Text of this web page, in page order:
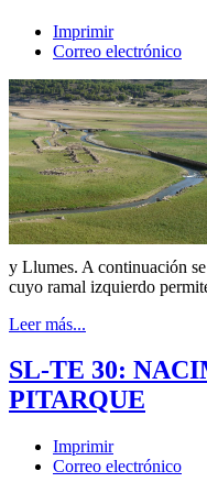
Imprimir
Correo electrónico
y Llumes. A continuación
cuyo ramal izquierdo
Leer más...
SL-TE 30:
PITARQUE
Imprimir
Correo electrónico